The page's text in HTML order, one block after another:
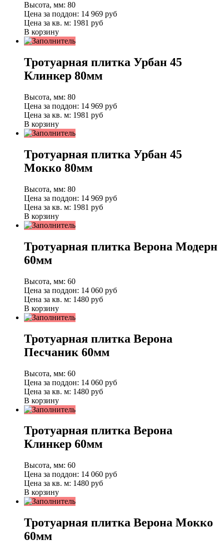
Высота, мм: 80
Цена за поддон: 14 969 руб
Цена за кв. м: 1981 руб
В корзину
Тротуарная плитка Урбан 45
Клинкер 80мм
Высота, мм: 80
Цена за поддон: 14 969 руб
Цена за кв. м: 1981 руб
В корзину
Тротуарная плитка Урбан 45
Мокко 80мм
Высота, мм: 80
Цена за поддон: 14 969 руб
Цена за кв. м: 1981 руб
В корзину
Тротуарная плитка Верона Модерн
60мм
Высота, мм: 60
Цена за поддон: 14 060 руб
Цена за кв. м: 1480 руб
В корзину
Тротуарная плитка Верона
Песчаник 60мм
Высота, мм: 60
Цена за поддон: 14 060 руб
Цена за кв. м: 1480 руб
В корзину
Тротуарная плитка Верона
Клинкер 60мм
Высота, мм: 60
Цена за поддон: 14 060 руб
Цена за кв. м: 1480 руб
В корзину
Тротуарная плитка Верона Мокко
60мм